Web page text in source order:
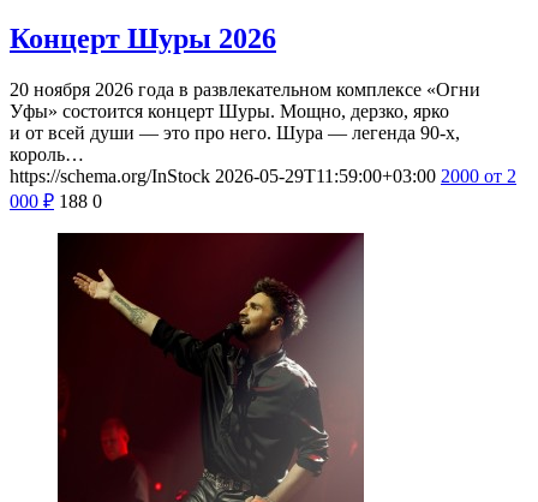
Концерт Шуры 2026
20 ноября 2026 года в развлекательном комплексе «Огни
Уфы» состоится концерт Шуры. Мощно, дерзко, ярко
и от всей души — это про него. Шура — легенда 90-х,
король…
https://schema.org/InStock 2026-05-29T11:59:00+03:00 2000 от 2
000 ₽ 188 0